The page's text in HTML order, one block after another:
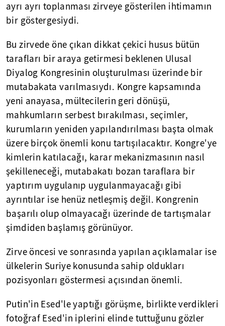
ayrı ayrı toplanması zirveye gösterilen ihtimamın
bir göstergesiydi.
Bu zirvede öne çıkan dikkat çekici husus bütün
tarafları bir araya getirmesi beklenen Ulusal
Diyalog Kongresinin oluşturulması üzerinde bir
mutabakata varılmasıydı. Kongre kapsamında
yeni anayasa, mültecilerin geri dönüşü,
mahkumların serbest bırakılması, seçimler,
kurumların yeniden yapılandırılması başta olmak
üzere birçok önemli konu tartışılacaktır. Kongre'ye
kimlerin katılacağı, karar mekanizmasının nasıl
şekilleneceği, mutabakatı bozan taraflara bir
yaptırım uygulanıp uygulanmayacağı gibi
ayrıntılar ise henüz netleşmiş değil. Kongrenin
başarılı olup olmayacağı üzerinde de tartışmalar
şimdiden başlamış görünüyor.
Zirve öncesi ve sonrasında yapılan açıklamalar ise
ülkelerin Suriye konusunda sahip oldukları
pozisyonları göstermesi açısından önemli.
Putin'in Esed'le yaptığı görüşme, birlikte verdikleri
fotoğraf Esed'in iplerini elinde tuttuğunu gözler